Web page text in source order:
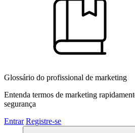
Glossário do profissional de marketing
Entenda termos de marketing
segurança
Entrar Registre-se